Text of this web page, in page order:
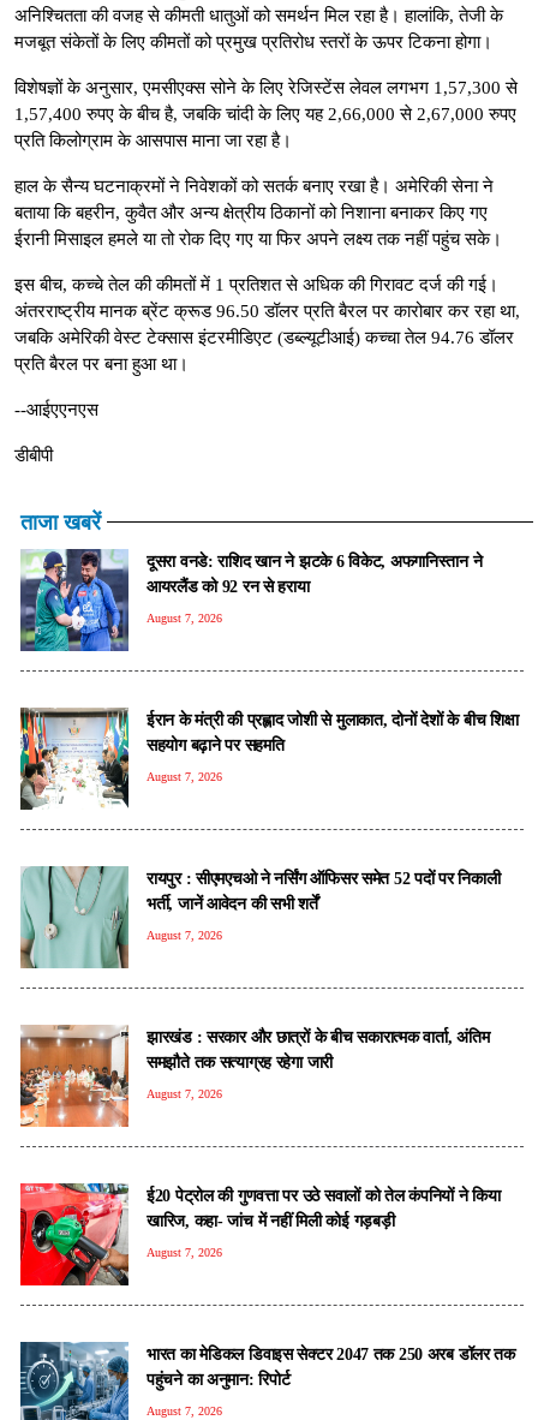
अनिश्चितता की वजह से कीमती धातुओं को समर्थन मिल रहा है। हालांकि, तेजी के
मजबूत संकेतों के लिए कीमतों को प्रमुख प्रतिरोध स्तरों के ऊपर टिकना होगा।
विशेषज्ञों के अनुसार, एमसीएक्स सोने के लिए रेजिस्टेंस लेवल लगभग 1,57,300 से
1,57,400 रुपए के बीच है, जबकि चांदी के लिए यह 2,66,000 से 2,67,000 रुपए
प्रति किलोग्राम के आसपास माना जा रहा है।
हाल के सैन्य घटनाक्रमों ने निवेशकों को सतर्क बनाए रखा है। अमेरिकी सेना ने
बताया कि बहरीन, कुवैत और अन्य क्षेत्रीय ठिकानों को निशाना बनाकर किए गए
ईरानी मिसाइल हमले या तो रोक दिए गए या फिर अपने लक्ष्य तक नहीं पहुंच सके।
इस बीच, कच्चे तेल की कीमतों में 1 प्रतिशत से अधिक की गिरावट दर्ज की गई।
अंतरराष्ट्रीय मानक ब्रेंट क्रूड 96.50 डॉलर प्रति बैरल पर कारोबार कर रहा था,
जबकि अमेरिकी वेस्ट टेक्सास इंटरमीडिएट (डब्ल्यूटीआई) कच्चा तेल 94.76 डॉलर
प्रति बैरल पर बना हुआ था।
--आईएएनएस
डीबीपी
ताजा खबरें
दूसरा वनडे: राशिद खान ने झटके 6 विकेट, अफगानिस्तान ने
आयरलैंड को 92 रन से हराया
August 7, 2026
ईरान के मंत्री की प्रह्लाद जोशी से मुलाकात, दोनों देशों के बीच शिक्षा
सहयोग बढ़ाने पर सहमति
August 7, 2026
रायपुर : सीएमएचओ ने नर्सिंग ऑफिसर समेत 52 पदों पर निकाली
भर्ती, जानें आवेदन की सभी शर्तें
August 7, 2026
झारखंड : सरकार और छात्रों के बीच सकारात्मक वार्ता, अंतिम
समझौते तक सत्याग्रह रहेगा जारी
August 7, 2026
ई20 पेट्रोल की गुणवत्ता पर उठे सवालों को तेल कंपनियों ने किया
खारिज, कहा- जांच में नहीं मिली कोई गड़बड़ी
August 7, 2026
भारत का मेडिकल डिवाइस सेक्टर 2047 तक 250 अरब डॉलर तक
पहुंचने का अनुमान: रिपोर्ट
August 7, 2026